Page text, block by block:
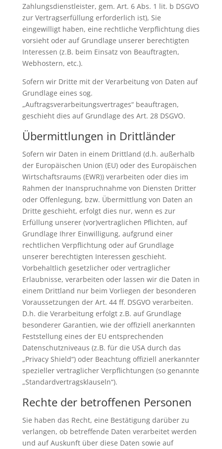
Zahlungsdienstleister, gem. Art. 6 Abs. 1 lit. b DSGVO
zur Vertragserfüllung erforderlich ist), Sie
eingewilligt haben, eine rechtliche Verpflichtung dies
vorsieht oder auf Grundlage unserer berechtigten
Interessen (z.B. beim Einsatz von Beauftragten,
Webhostern, etc.).
Sofern wir Dritte mit der Verarbeitung von Daten auf
Grundlage eines sog.
„Auftragsverarbeitungsvertrages“ beauftragen,
geschieht dies auf Grundlage des Art. 28 DSGVO.
Übermittlungen in Drittländer
Sofern wir Daten in einem Drittland (d.h. außerhalb
der Europäischen Union (EU) oder des Europäischen
Wirtschaftsraums (EWR)) verarbeiten oder dies im
Rahmen der Inanspruchnahme von Diensten Dritter
oder Offenlegung, bzw. Übermittlung von Daten an
Dritte geschieht, erfolgt dies nur, wenn es zur
Erfüllung unserer (vor)vertraglichen Pflichten, auf
Grundlage Ihrer Einwilligung, aufgrund einer
rechtlichen Verpflichtung oder auf Grundlage
unserer berechtigten Interessen geschieht.
Vorbehaltlich gesetzlicher oder vertraglicher
Erlaubnisse, verarbeiten oder lassen wir die Daten in
einem Drittland nur beim Vorliegen der besonderen
Voraussetzungen der Art. 44 ff. DSGVO verarbeiten.
D.h. die Verarbeitung erfolgt z.B. auf Grundlage
besonderer Garantien, wie der offiziell anerkannten
Feststellung eines der EU entsprechenden
Datenschutzniveaus (z.B. für die USA durch das
„Privacy Shield“) oder Beachtung offiziell anerkannter
spezieller vertraglicher Verpflichtungen (so genannte
„Standardvertragsklauseln“).
Rechte der betroffenen Personen
Sie haben das Recht, eine Bestätigung darüber zu
verlangen, ob betreffende Daten verarbeitet werden
und auf Auskunft über diese Daten sowie auf